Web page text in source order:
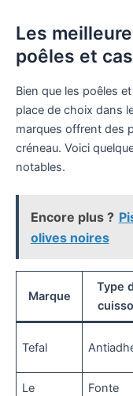
Les
poêles et
Bien que les poêles
place de choix dans
marques offrent des
créneau. Voici
notables.
Encore plus ?
olives noires
Marque
Type
Tefal
Le
Fonte